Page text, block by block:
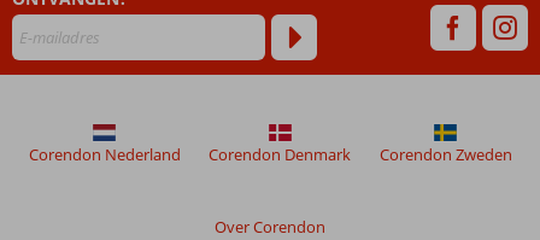
48
worden
niet
Over Corendon
Corendon Nederland Corendon Denmark Corendon Zweden